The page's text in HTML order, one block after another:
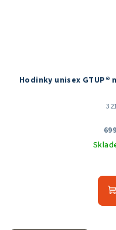
Hodinky unisex GTUP®